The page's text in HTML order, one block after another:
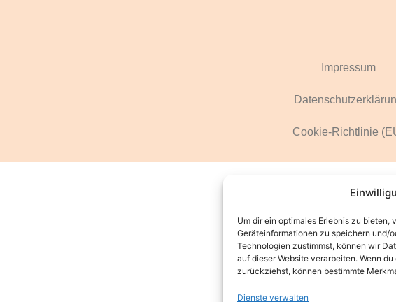
Um dir ein optimales Erlebnis zu
Geräteinformationen zu speichern und/
Technologien zustimmst, können wir
auf dieser Website verarbeiten. Wenn
zurückziehst, können bestimmte
Dienste verwalten
Impressum
Cookie-Richtlinie